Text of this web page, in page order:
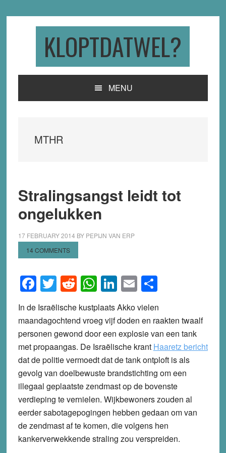
KLOPTDATWEL?
MENU
MTHR
Stralingsangst leidt tot
ongelukken
17 FEBRUARY 2014 BY PEPIJN VAN ERP
14 COMMENTS
Facebook
Twitter
Reddit
WhatsApp
LinkedIn
EmailShare
In de Israëlische kustplaats Akko vielen
maandagochtend vroeg vijf doden en raakten twaalf
personen gewond door een explosie van een tank
met propaangas. De Israëlische krant Haaretz bericht
dat de politie vermoedt dat de tank ontploft is als
gevolg van doelbewuste brandstichting om een
illegaal geplaatste zendmast op de bovenste
verdieping te vernielen. Wijkbewoners zouden al
eerder sabotagepogingen hebben gedaan om van
de zendmast af te komen, die volgens hen
kankerverwekkende straling zou verspreiden.